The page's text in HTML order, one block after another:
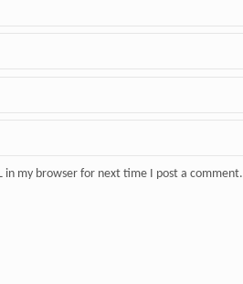
in my browser for next time I post a comment.